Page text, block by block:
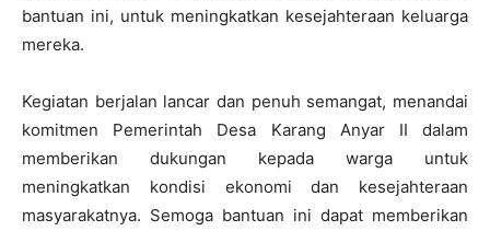
bantuan ini, untuk meningkatkan kesejahteraan keluarga
mereka.
Kegiatan berjalan lancar dan penuh semangat, menandai
komitmen Pemerintah Desa Karang Anyar II dalam
memberikan dukungan kepada warga untuk
meningkatkan kondisi ekonomi dan kesejahteraan
masyarakatnya. Semoga bantuan ini dapat memberikan